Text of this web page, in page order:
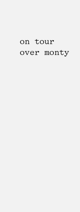
on tour
over monty